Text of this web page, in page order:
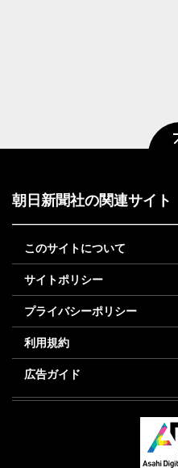
朝日新聞社の関連サイト
このサイトについて
サイトポリシー
プライバシーポリシー
利用規約
広告ガイド